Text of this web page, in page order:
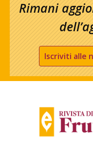
Rimani
Iscriviti alle